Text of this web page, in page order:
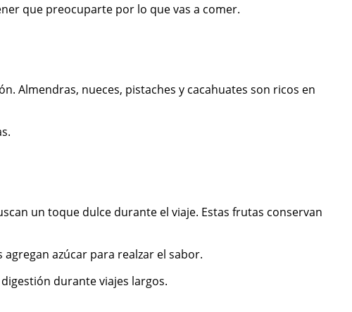
que preocuparte por lo que vas a comer.
Almendras, nueces, pistaches y cacahuates son ricos en
un toque dulce durante el viaje. Estas frutas conservan
agregan azúcar para realzar el sabor.
durante viajes largos.